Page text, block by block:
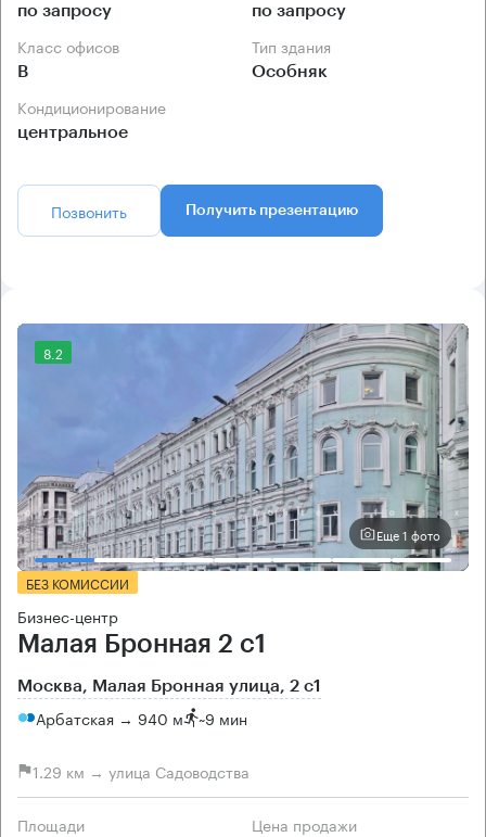
по запросу по запросу
Класс офисов
B
Тип здания
Особняк
Кондиционирование
центральное
Позвонить Получить презентацию
8.2
Еще 1 фото
БЕЗ КОМИССИИ
Бизнес-центр
Малая Бронная 2 с1
Москва, Малая Бронная улица, 2 с1
Арбатская → 940 м ~9 мин
1.29 км → улица Садоводства
Площади Цена продажи